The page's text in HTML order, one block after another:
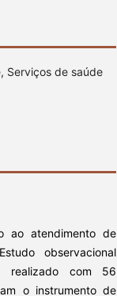
Serviços de saúde
ao atendimento de
Estudo observacional
realizado com 56
o instrumento de